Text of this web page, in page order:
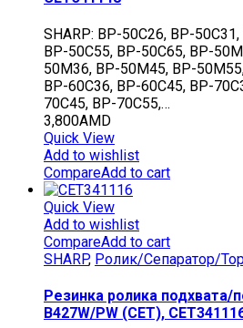
SHARP: BP-50C26, BP-
BP-50C55, BP-50C65, BP-
50M36, BP-50M45, BP-
BP-60C36, BP-60C45, BP-
70C45, BP-70C55,…
3,800AMD
Quick View
Add to wishlist
CompareAdd to cart
Quick View
Add to wishlist
CompareAdd to cart
SHARP, Ролик/Сепаратор/
Резинка ролика подхвата/
B427W/PW (CET),